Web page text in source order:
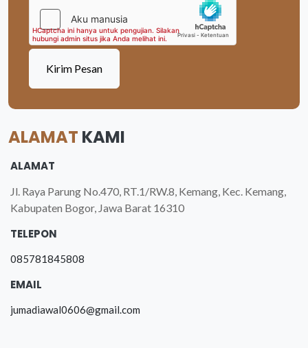
Kirim Pesan
ALAMAT KAMI
ALAMAT
Jl. Raya Parung No.470, RT.1/RW.8, Kemang, Kec. Kemang,
Kabupaten Bogor, Jawa Barat 16310
TELEPON
085781845808
EMAIL
jumadiawal0606@gmail.com